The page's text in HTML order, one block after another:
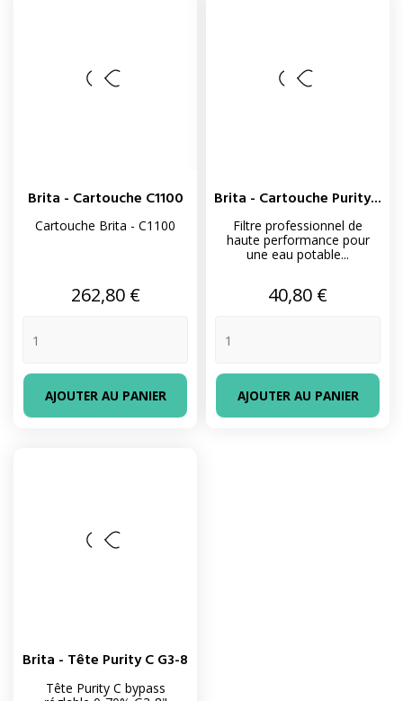
Brita - Cartouche C1100
Cartouche Brita - C1100
Prix
262,80 €
AJOUTER AU PANIER
Brita - Cartouche Purity...
Filtre professionnel de
haute performance pour
une eau potable...
Prix
40,80 €
AJOUTER AU PANIER
Brita - Tête Purity C G3-8
Tête Purity C bypass